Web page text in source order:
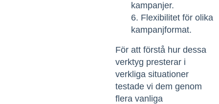
kampanjer.
Flexibilitet för olika
kampanjformat.
För att förstå hur dessa
verktyg presterar i
verkliga situationer
testade vi dem genom
flera vanliga